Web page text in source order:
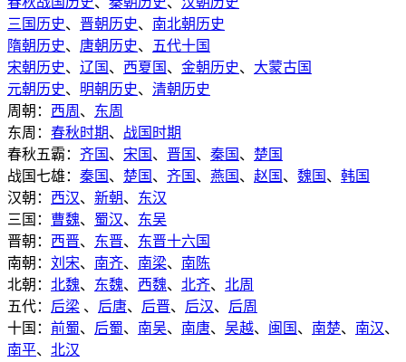
三国历史、 晋朝历史、 南北朝历史
隋朝历史、 唐朝历史、
五代十国
宋朝历史、 辽国 、 西夏国 、 金朝历史、 大蒙古国
元朝历史、 明朝历史、 清朝历史
周朝： 西周 、 东周
东周： 春秋时期、 战国时期
春秋五霸： 齐国 、 宋国 、 晋国 、 秦国 、 楚国
战国七雄： 秦国 、 楚国 、 齐国 、 燕国 、 赵国 、 魏国 、 韩国
汉朝： 西汉、 新朝、 东汉
三国： 曹魏、 蜀汉、 东吴
晋朝： 西晋、 东晋、 东晋十六国
南朝： 刘宋、 南齐、 南梁、 南陈
北朝： 北魏、 东魏、 西魏、 北齐、 北周
五代： 后梁 、 后唐、 后晋、 后汉、 后周
十国： 前蜀、 后蜀、 南吴、 南唐、 吴越、 闽国 、 南楚、 南汉、
南平、 北汉